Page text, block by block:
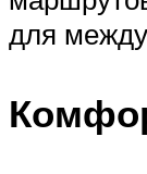
для